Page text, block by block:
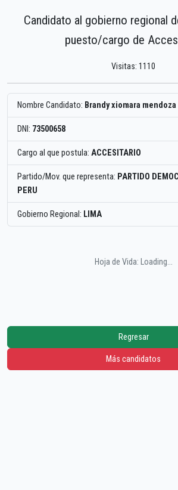
Candidato al gobierno regional
puesto/cargo de
Visitas: 1110
Nombre Candidato: Brandy xiomara
DNI: 73500658
Cargo al que postula: ACCESITARIO
Partido/Mov. que representa: PARTIDO
PERU
Gobierno Regional: LIMA
Hoja de Vida: Loading...
Regresar
Más candidatos